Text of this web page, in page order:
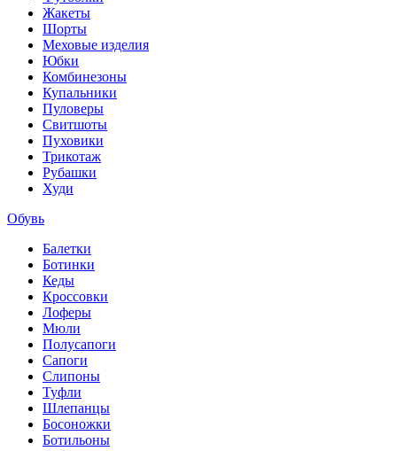
Жакеты
Шорты
Меховые изделия
Юбки
Комбинезоны
Купальники
Пуловеры
Свитшоты
Пуховики
Трикотаж
Рубашки
Худи
Обувь
Балетки
Ботинки
Кеды
Кроссовки
Лоферы
Мюли
Полусапоги
Сапоги
Слипоны
Туфли
Шлепанцы
Босоножки
Ботильоны